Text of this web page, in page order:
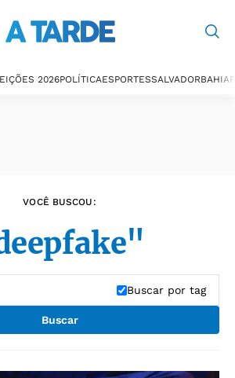
2026POLÍTICAESPORTESSALVADORBAHIA
VOCÊ BUSCOU:
Buscar por tag
Buscar